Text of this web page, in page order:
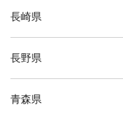
長崎県
長野県
青森県